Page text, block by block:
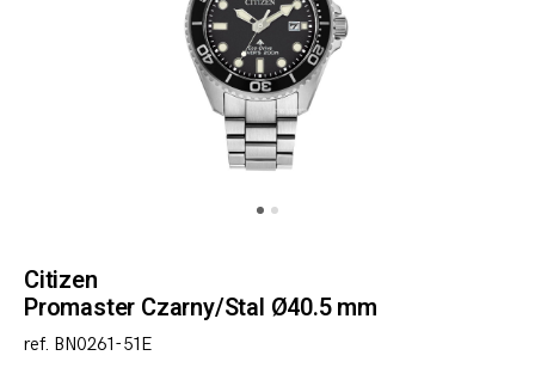
Citizen
Promaster Czarny/Stal Ø40.5 mm
ref. BN0261-51E